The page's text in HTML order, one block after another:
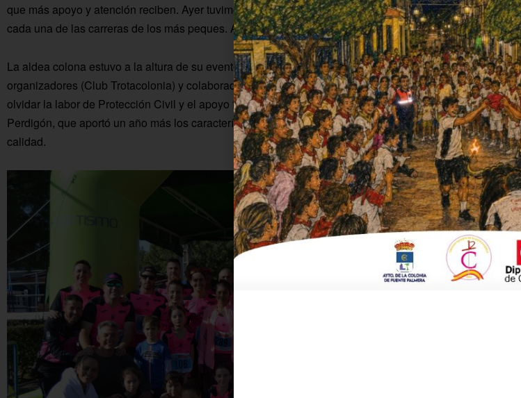
que más apoyo y atención reciben. Ayer tuvimos otra buena muestra de ello con una meta abarrotada en
cada una de las carreras de los más peques. Algo que se traslada luego a la entrega de trofeos.
La aldea colona estuvo a la altura de su evento deportivo más emblemático, lo mismo que los
organizadores (Club Trotacolonia) y colaboradores (Ayuntamiento de Fuente Palmera y + Atletismo), sin
olvidar la labor de Protección Civil y el apoyo fundamental de empresas y del patrocinador local, El
Perdigón, que aportó un año más los característicos premios en especie: aceite y legumbres de primera
calidad.